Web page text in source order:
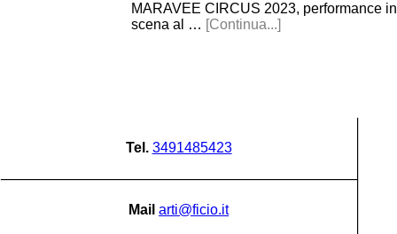
MARAVEE CIRCUS 2023, performance in
scena al … [Continua...]
Tel. 3491485423
Mail arti@ficio.it